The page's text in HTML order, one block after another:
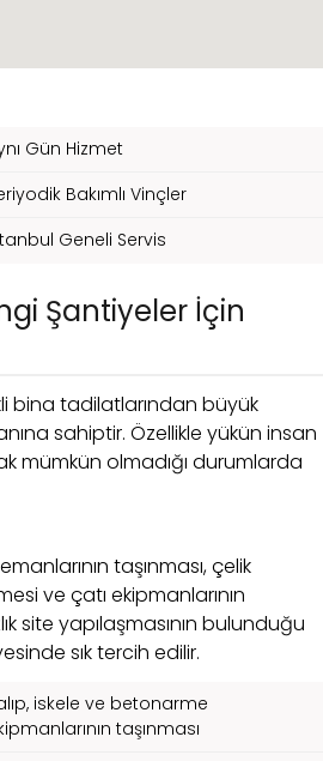
Gün Hizmet
Bakımlı Vinçler
Geneli Servis
Şantiyeler İçin
bina tadilatlarından büyük
sahiptir. Özellikle yükün insan
mümkün olmadığı durumlarda
taşınması, çelik
ve çatı ekipmanlarının
site yapılaşmasının bulunduğu
sık tercih edilir.
iskele ve betonarme
taşınması